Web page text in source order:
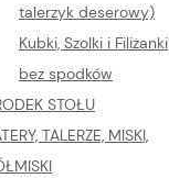
talerzyk deserowy)
Kubki, Szolki i Filiżanki
bez spodków
STOŁU
TALERZE, MISKI,